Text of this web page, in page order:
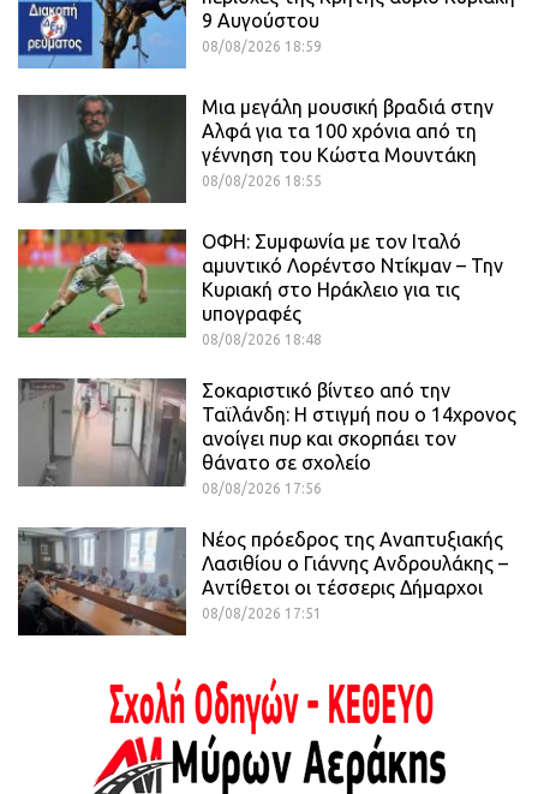
9 Αυγούστου
08/08/2026 18:59
Μια μεγάλη μουσική βραδιά στην
Αλφά για τα 100 χρόνια από τη
γέννηση του Κώστα Μουντάκη
08/08/2026 18:55
ΟΦΗ: Συμφωνία με τον Ιταλό
αμυντικό Λορέντσο Ντίκμαν – Την
Κυριακή στο Ηράκλειο για τις
υπογραφές
08/08/2026 18:48
Σοκαριστικό βίντεο από την
Ταϊλάνδη: Η στιγμή που ο 14χρονος
ανοίγει πυρ και σκορπάει τον
θάνατο σε σχολείο
08/08/2026 17:56
Νέος πρόεδρος της Αναπτυξιακής
Λασιθίου ο Γιάννης Ανδρουλάκης –
Αντίθετοι οι τέσσερις Δήμαρχοι
08/08/2026 17:51